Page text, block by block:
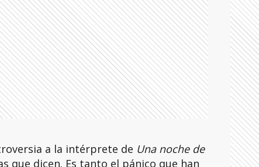
a la intérprete de Una noche de
que dicen. Es tanto el pánico que han